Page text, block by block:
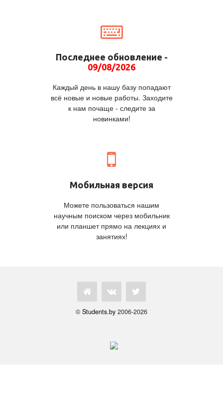
Последнее обновление -
09/08/2026
Каждый день в нашу базу попадают
всё новые и новые работы. Заходите
к нам почаще - следите за
новинками!
Мобильная версия
Можете пользоваться нашим
научным поиском через мобильник
или планшет прямо на лекциях и
занятиях!
© Students.by 2006-2026